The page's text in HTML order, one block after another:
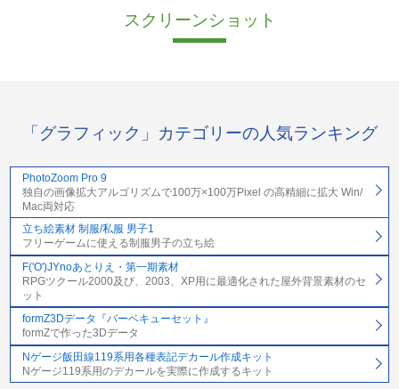
スクリーンショット
「グラフィック」カテゴリーの人気ランキング
PhotoZoom Pro 9
独自の画像拡大アルゴリズムで100万×100万Pixel の高精細に拡大 Win/
Mac両対応
立ち絵素材 制服/私服 男子1
フリーゲームに使える制服男子の立ち絵
F('O')JYnoあとりえ・第一期素材
RPGツクール2000及び、2003、XP用に最適化された屋外背景素材のセ
ット
formZ3Dデータ『バーベキューセット』
formZで作った3Dデータ
Nゲージ飯田線119系用各種表記デカール作成キット
Nゲージ119系用のデカールを実際に作成するキット